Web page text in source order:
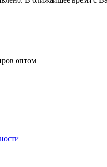
оптом